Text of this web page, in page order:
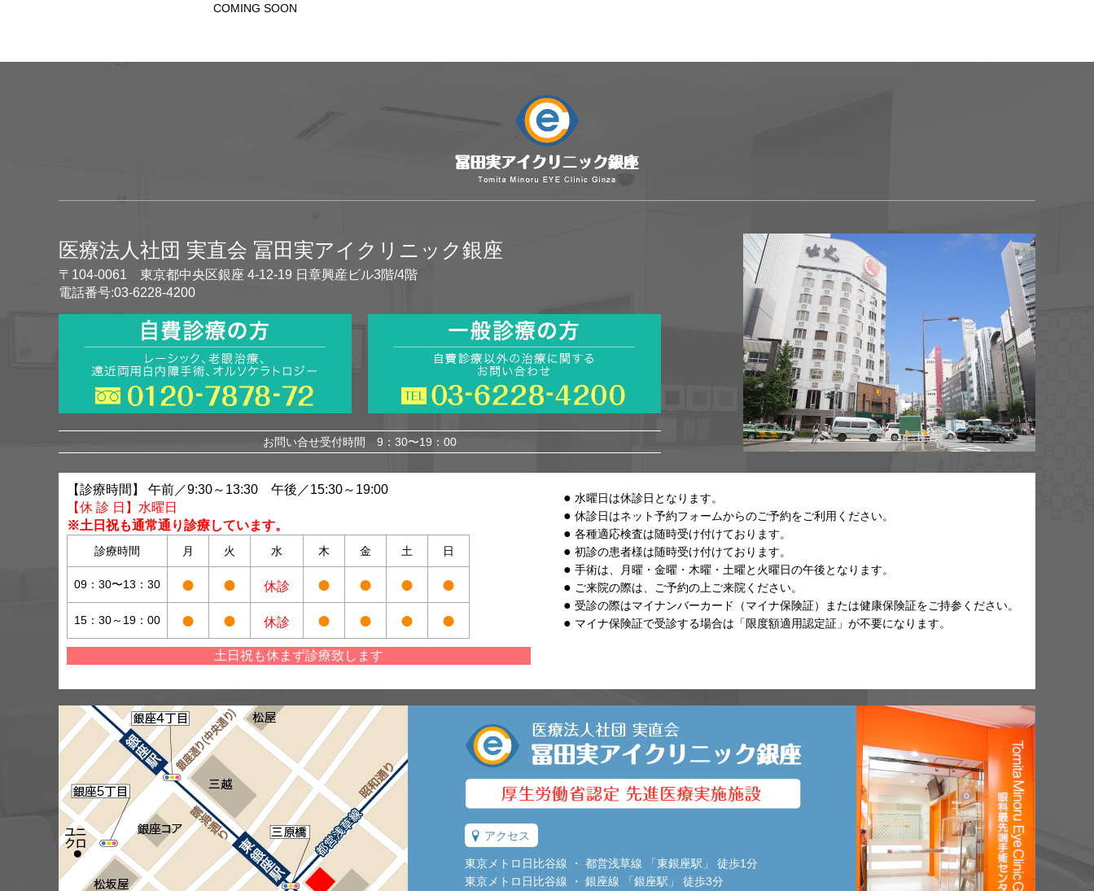
COMING SOON
医療法人社団 実直会 冨田実アイクリニック銀座
〒104-0061 東京都中央区銀座 4-12-19 日章興産ビル3階/4階
電話番号:03-6228-4200
お問い合せ受付時間 9：30〜19：00
【診療時間】 午前／9:30～13:30 午後／15:30～19:00
【休 診 日】水曜日
※土日祝も通常通り診療しています。
診療時間 月 火 水 木 金 土 日
09：30〜13：30 ● ● 休診 ● ● ● ●
15：30～19：00 ● ● 休診 ● ● ● ●
土日祝も休まず診療致します
水曜日は休診日となります。
休診日はネット予約フォームからのご予約をご利用ください。
各種適応検査は随時受け付けております。
初診の患者様は随時受け付けております。
手術は、月曜・金曜・木曜・土曜と火曜日の午後となります。
ご来院の際は、ご予約の上ご来院ください。
受診の際はマイナンバーカード（マイナ保険証）または健康保険証をご持参ください。
マイナ保険証で受診する場合は「限度額適用認定証」が不要になります。
アクセス
東京メトロ日比谷線 ・ 都営浅草線 「東銀座駅」 徒歩1分
東京メトロ日比谷線 ・ 銀座線 「銀座駅」 徒歩3分